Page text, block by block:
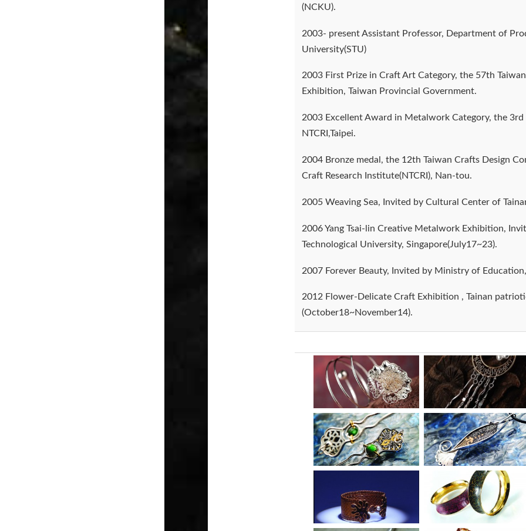
(NCKU).
2003- present Assistant Professor, Department of
University(STU)
2003 First Prize in Craft Art Category, the 57th
Exhibition, Taiwan Provincial Government.
2003 Excellent Award in Metalwork Category, the
NTCRI,Taipei.
2004 Bronze medal, the 12th Taiwan Crafts Design
Craft Research Institute(NTCRI), Nan-tou.
2005 Weaving Sea, Invited by Cultural Center of
2006 Yang Tsai-lin Creative Metalwork Exhibition,
Technological University, Singapore(July17~23).
2007 Forever Beauty, Invited by Ministry of
2012 Flower-Delicate Craft Exhibition , Tainan
(October18~November14).